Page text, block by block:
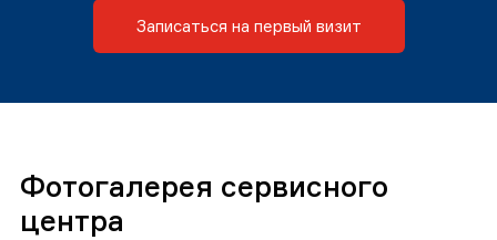
Записаться на первый визит
Фотогалерея сервисного
центра